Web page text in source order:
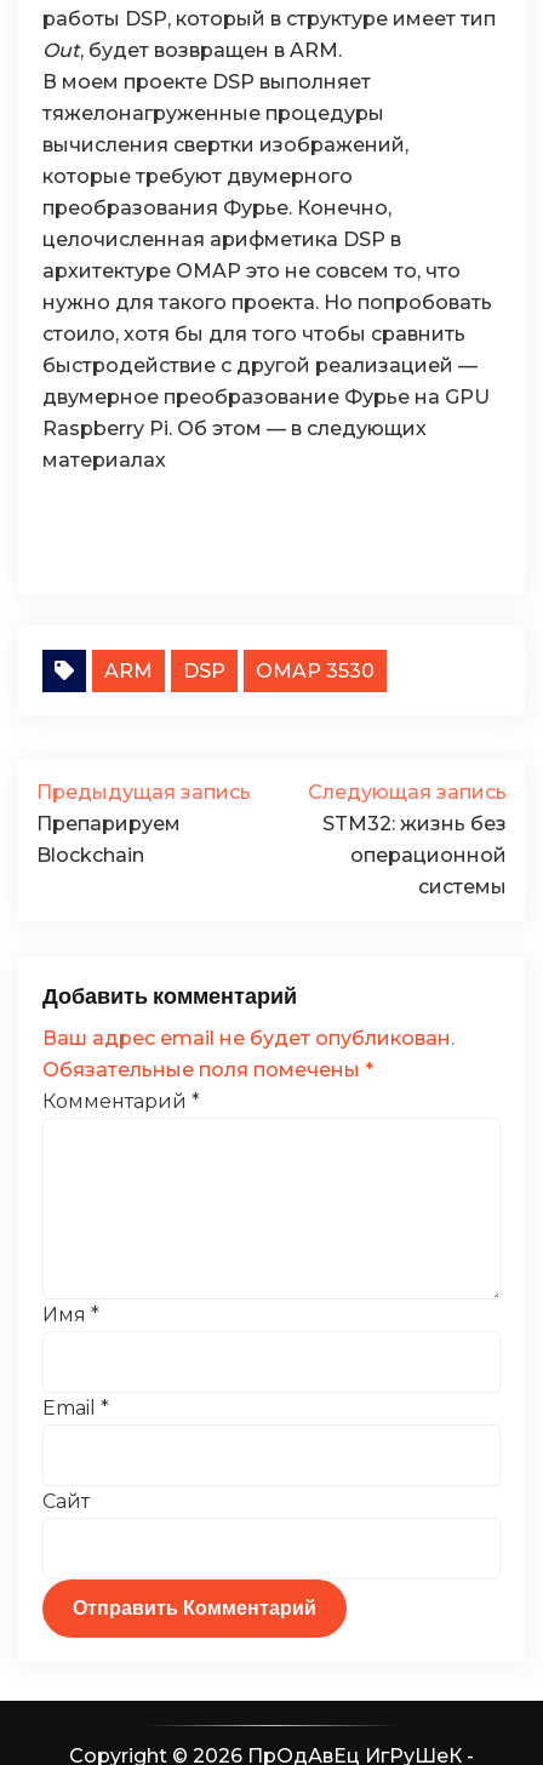
работы DSP, который в структуре имеет тип
Out, будет возвращен в ARM.
В моем проекте DSP выполняет
тяжелонагруженные процедуры
вычисления свертки изображений,
которые требуют двумерного
преобразования Фурье. Конечно,
целочисленная арифметика DSP в
архитектуре OMAP это не совсем то, что
нужно для такого проекта. Но попробовать
стоило, хотя бы для того чтобы сравнить
быстродействие с другой реализацией —
двумерное преобразование Фурье на GPU
Raspberry Pi. Об этом — в следующих
материалах
ARM DSP OMAP 3530
Предыдущая запись
Препарируем
Blockchain
Следующая запись
STM32: жизнь без
операционной
системы
Добавить комментарий
Ваш адрес email не будет опубликован.
Обязательные поля помечены *
Комментарий *
Имя *
Email *
Сайт
Copyright © 2026 ПрОдАвЕц ИгРуШеК -